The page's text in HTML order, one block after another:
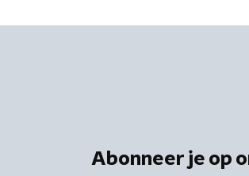
Abonneer je op